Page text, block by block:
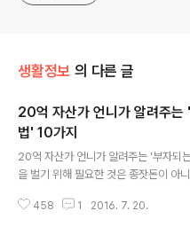
생활정보 의 다른 글
20억 자산가 언니가 알려주는 '
법' 10가지
20억 자산가 언니가 알려주는 '부자되
을 벌기 위해 필요한 것은 종잣돈이 아
않다고 해요.하지만 두 아이를 키우면서
458 1 2016. 7. 20.